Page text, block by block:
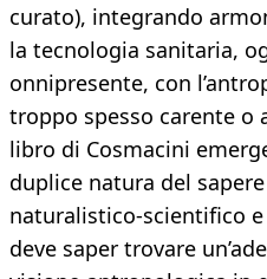
curato), integrando
la tecnologia sanitaria,
onnipresente, con
troppo spesso carente o
libro di Cosmacini
duplice natura del
naturalistico-scientifico
deve saper trovare